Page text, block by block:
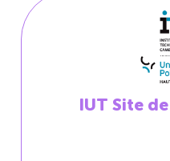
IUT Site